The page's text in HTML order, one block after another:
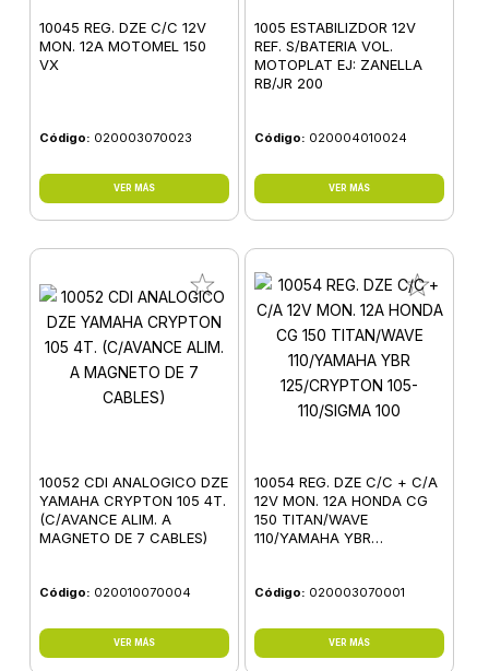
10045 REG. DZE C/C 12V
MON. 12A MOTOMEL 150
VX
Código: 020003070023
VER MÁS
1005 ESTABILIZDOR 12V
REF. S/BATERIA VOL.
MOTOPLAT EJ: ZANELLA
RB/JR 200
Código: 020004010024
VER MÁS
10052 CDI ANALOGICO DZE
YAMAHA CRYPTON 105 4T.
(C/AVANCE ALIM. A
MAGNETO DE 7 CABLES)
Código: 020010070004
VER MÁS
10054 REG. DZE C/C + C/A
12V MON. 12A HONDA CG
150 TITAN/WAVE
110/YAMAHA YBR
Código: 020003070001
VER MÁS